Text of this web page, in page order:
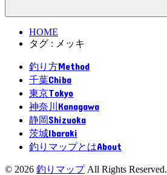
HOME
タグ : メッキ
釣り方Method
千葉Chiba
東京Tokyo
神奈川 Kanagawa
静岡Shizuoka
茨城Ibaraki
釣りマップとはAbout
© 2026 釣りマップAll Rights Reserved.